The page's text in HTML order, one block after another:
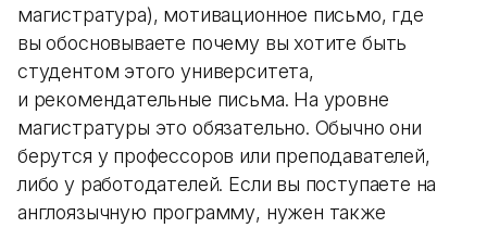
магистратура), мотивационное письмо, где
вы обосновываете почему вы хотите быть
студентом этого университета,
и рекомендательные письма. На уровне
магистратуры это обязательно. Обычно они
берутся у профессоров или преподавателей,
либо у работодателей. Если вы поступаете на
англоязычную программу, нужен также